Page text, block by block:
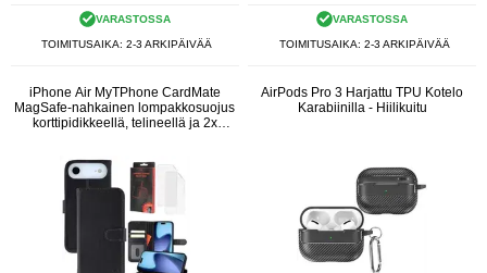
VARASTOSSA
TOIMITUSAIKA: 2-3 ARKIPÄIVÄÄ
VARASTOSSA
TOIMITUSAIKA: 2-3 ARKIPÄIVÄÄ
iPhone Air MyTPhone CardMate
MagSafe-nahkainen lompakkosuojus
korttipidikkeellä, telineellä ja 2x
AirPods Pro 3 Harjattu TPU Kotelo
Karabiinilla - Hiilikuitu